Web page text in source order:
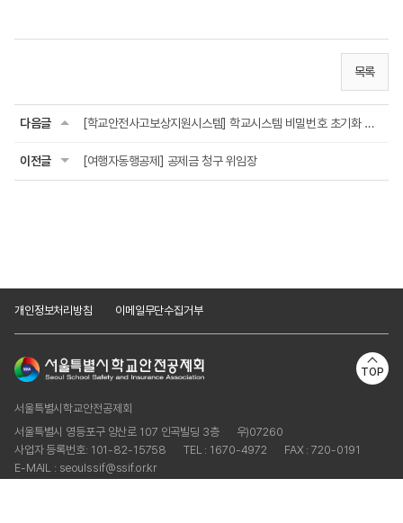
목록
다음글 [학교안전사고보상지원시스템] 학교시스템 비밀번호 초기화 신청서
이전글 [여행자동행공제] 공제금 청구 위임장
개인정보처리방침 이메일무단수집거부
서울특별시학교안전공제회
서울특별시 영등포구 양산로 107 인곡빌딩 3층
우)07260
사업자 등록번호: 101-82-15758
TEL : 1670-4972
FAX : 720-0191
E-MAIL : seoulssif@ssif.or.kr
TOP